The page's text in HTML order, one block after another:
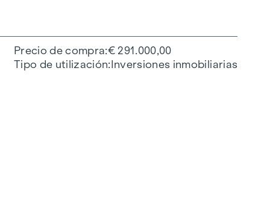
Precio de compra € 291.000,00
Tipo de utilización Inversiones inmobiliarias